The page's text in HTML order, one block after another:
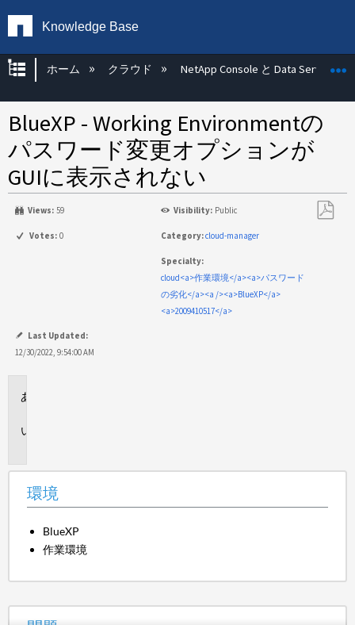
Knowledge Base
グローバル階層を展開/折りたたむ
ホーム クラウド NetApp Console と Data Services
BlueXP - Working Environmentの
パスワード変更オプションが
GUIに表示されない
Views: 59 Visibility: Public
Votes: 0 Category:cloud-manager
Specialty:
cloud<a>作業環境</a><a>パスワード
の劣化</a><a /><a>BlueXP</a>
<a>2009410517</a>
Last Updated:
12/30/2022, 9:54:00 AM
環境
BlueXP
作業環境